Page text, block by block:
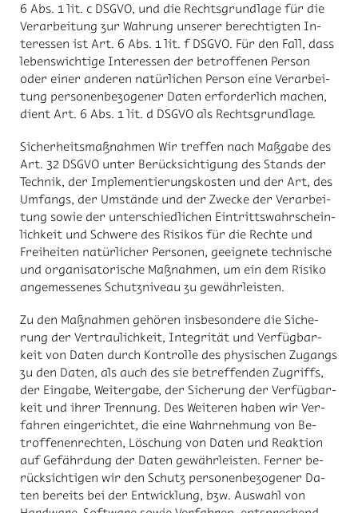
6 Abs. 1 lit. c DS­GVO, und die Rechts­grund­la­ge für die
Ver­ar­bei­tung zur Wah­rung un­se­rer be­rech­tig­ten In­
ter­es­sen ist Art. 6 Abs. 1 lit. f DS­GVO. Für den Fall, dass
le­bens­wich­ti­ge In­ter­es­sen der be­trof­fe­nen Per­son
oder ei­ner an­de­ren na­tür­li­chen Per­son eine Ver­ar­bei­
tung per­so­nen­be­zo­ge­ner Da­ten er­for­der­lich ma­chen,
dient Art. 6 Abs. 1 lit. d DS­GVO als Rechts­grund­la­ge.
Si­cher­heits­maß­nah­men Wir tref­fen nach Maß­ga­be des
Art. 32 DS­GVO un­ter Be­rück­sich­ti­gung des Stands der
Tech­nik, der Im­ple­men­tie­rungs­kos­ten und der Art, des
Um­fangs, der Um­stän­de und der Zwe­cke der Ver­ar­bei­
tung so­wie der un­ter­schied­li­chen Ein­tritts­wahr­schein­
lich­keit und Schwe­re des Ri­si­kos für die Rech­te und
Frei­hei­ten na­tür­li­cher Per­so­nen, ge­eig­ne­te tech­ni­sche
und or­ga­ni­sa­to­ri­sche Maß­nah­men, um ein dem Ri­si­ko
an­ge­mes­se­nes Schutz­ni­veau zu ge­währ­leis­ten.
Zu den Maß­nah­men ge­hö­ren ins­be­son­de­re die Si­che­
rung der Ver­trau­lich­keit, In­te­gri­tät und Ver­füg­bar­
keit von Da­ten durch Kon­trol­le des phy­si­schen Zu­gangs
zu den Da­ten, als auch des sie be­tref­fen­den Zu­griffs,
der Ein­ga­be, Wei­ter­ga­be, der Si­che­rung der Ver­füg­bar­
keit und ih­rer Tren­nung. Des Wei­te­ren ha­ben wir Ver­
fah­ren ein­ge­rich­tet, die eine Wahr­neh­mung von Be­
trof­fe­nen­rech­ten, Lö­schung von Da­ten und Re­ak­ti­on
auf Ge­fähr­dung der Da­ten ge­währ­leis­ten. Fer­ner be­
rück­sich­ti­gen wir den Schutz per­so­nen­be­zo­ge­ner Da­
ten be­reits bei der Ent­wick­lung, bzw. Aus­wahl von